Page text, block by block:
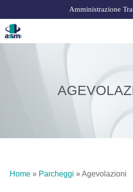
Amministrazione
Home » Parcheggi »Agevolazioni